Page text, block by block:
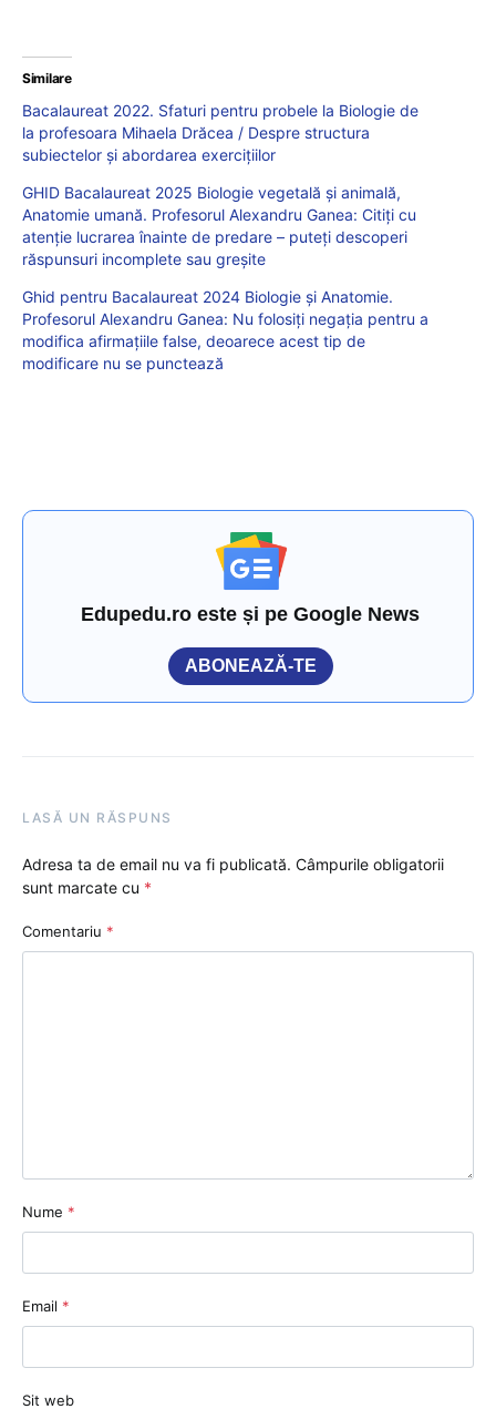
Similare
Bacalaureat 2022. Sfaturi pentru probele la Biologie de
la profesoara Mihaela Drăcea / Despre structura
subiectelor și abordarea exercițiilor
GHID Bacalaureat 2025 Biologie vegetală și animală,
Anatomie umană. Profesorul Alexandru Ganea: Citiți cu
atenție lucrarea înainte de predare – puteți descoperi
răspunsuri incomplete sau greșite
Ghid pentru Bacalaureat 2024 Biologie și Anatomie.
Profesorul Alexandru Ganea: Nu folosiți negația pentru a
modifica afirmațiile false, deoarece acest tip de
modificare nu se punctează
Edupedu.ro este și pe Google News
ABONEAZĂ-TE
LASĂ UN RĂSPUNS
Adresa ta de email nu va fi publicată. Câmpurile obligatorii
sunt marcate cu *
Comentariu *
Nume *
Email *
Sit web